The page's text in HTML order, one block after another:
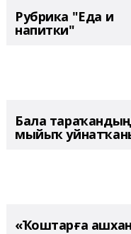
Рубрика "Еда и
напитки"
Бала тараҡандың
мыйыҡ
«Ҡоштарға